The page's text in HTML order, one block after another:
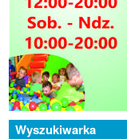
Wyszukiwarka